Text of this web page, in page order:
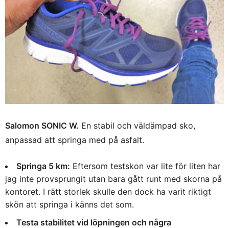
Salomon SONIC W. En stabil och väldämpad sko,
anpassad att springa med på asfalt.
Springa 5 km: Eftersom testskon var lite för liten har
jag inte provsprungit utan bara gått runt med skorna på
kontoret. I rätt storlek skulle den dock ha varit riktigt
skön att springa i känns det som.
Testa stabilitet vid löpningen och några